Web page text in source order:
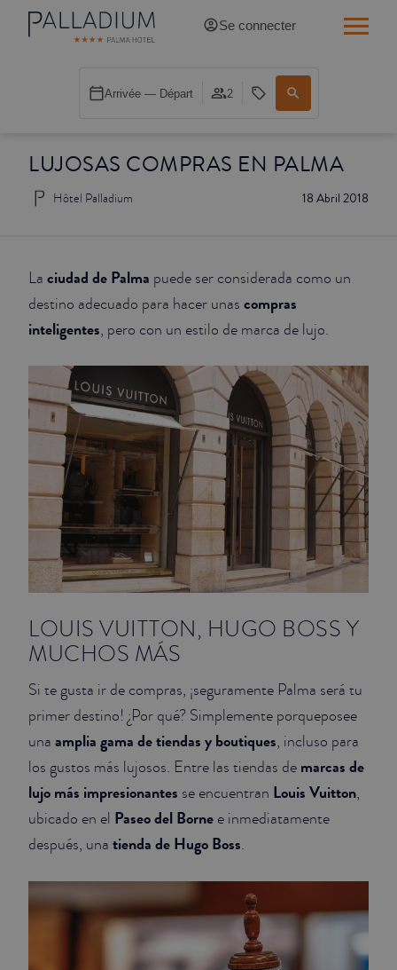
LUJOSAS COMPRAS EN PALMA
18 Abril 2018
Hôtel Palladium
La ciudad de Palma puede ser considerada como un
destino adecuado para hacer unas compras
inteligentes, pero con un estilo de marca de lujo.
LOUIS VUITTON, HUGO BOSS Y
MUCHOS MÁS
Si te gusta ir de compras, ¡seguramente Palma será tu
primer destino! ¿Por qué? Simplemente porqueposee
una amplia gama de tiendas y boutiques, incluso para
los gustos más lujosos. Entre las tiendas de marcas de
lujo más impresionantes se encuentran Louis Vuitton,
ubicado en el Paseo del Borne e inmediatamente
después, una tienda de Hugo Boss.
Se connecter
Arrivée — Départ 2
SINGLE BALCON CATHÉDRALE
DOBLE RED
DOUBLE WHITE
DOUBLE INN CATHÉDRALE
SUPÉRIEURE
JUNIOR SUITES